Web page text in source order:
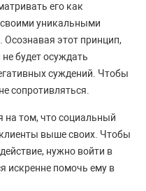
его как
уникальными
этот принцип,
будет осуждать
суждений. Чтобы
сопротивляться.
на том, что социальный
выше своих. Чтобы
нужно войти в
искренне помочь ему в